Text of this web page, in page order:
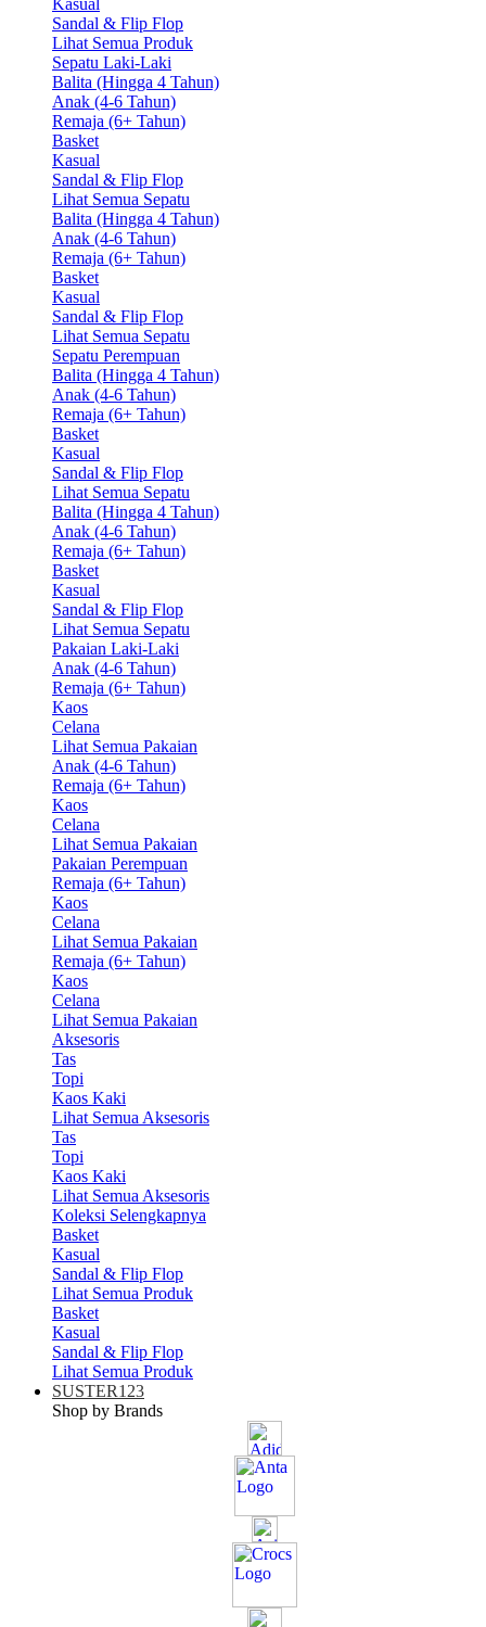
Sandal & Flip Flop
Lihat Semua Produk
Sepatu Laki-Laki
Balita (Hingga 4 Tahun)
Anak (4-6 Tahun)
Remaja (6+ Tahun)
Basket
Kasual
Sandal & Flip Flop
Lihat Semua Sepatu
Balita (Hingga 4 Tahun)
Anak (4-6 Tahun)
Remaja (6+ Tahun)
Basket
Kasual
Sandal & Flip Flop
Lihat Semua Sepatu
Sepatu Perempuan
Balita (Hingga 4 Tahun)
Anak (4-6 Tahun)
Remaja (6+ Tahun)
Basket
Kasual
Sandal & Flip Flop
Lihat Semua Sepatu
Balita (Hingga 4 Tahun)
Anak (4-6 Tahun)
Remaja (6+ Tahun)
Basket
Kasual
Sandal & Flip Flop
Lihat Semua Sepatu
Pakaian Laki-Laki
Anak (4-6 Tahun)
Remaja (6+ Tahun)
Kaos
Celana
Lihat Semua Pakaian
Anak (4-6 Tahun)
Remaja (6+ Tahun)
Kaos
Celana
Lihat Semua Pakaian
Pakaian Perempuan
Remaja (6+ Tahun)
Kaos
Celana
Lihat Semua Pakaian
Remaja (6+ Tahun)
Kaos
Celana
Lihat Semua Pakaian
Aksesoris
Tas
Topi
Kaos Kaki
Lihat Semua Aksesoris
Tas
Topi
Kaos Kaki
Lihat Semua Aksesoris
Koleksi Selengkapnya
Basket
Kasual
Sandal & Flip Flop
Lihat Semua Produk
Basket
Kasual
Sandal & Flip Flop
Lihat Semua Produk
SUSTER123
Shop by Brands